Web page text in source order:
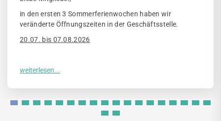
in den ersten 3 Sommerferienwochen haben wir
veränderte Öffnungszeiten in der Geschäftsstelle.
20.07. bis 07.08.2026